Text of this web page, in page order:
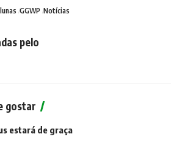
GGWP Notícias
pelo
gostar
estará de graça